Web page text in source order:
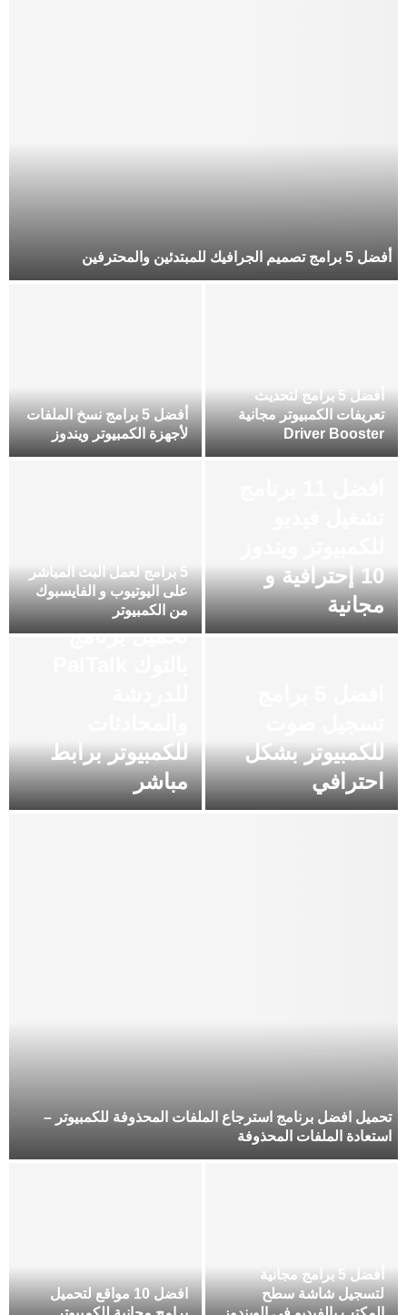
أفضل 5 برامج تصميم الجرافيك للمبتدئين والمحترفين
أفضل 5 برامج نسخ الملفات
لأجهزة الكمبيوتر ويندوز
أفضل 5 برامج لتحديث
تعريفات الكمبيوتر مجانية
Driver Booster
5 برامج لعمل البث المباشر
على اليوتيوب و الفايسبوك
من الكمبيوتر
10 إحترافية و
مجانية
تحميل برنامج
للكمبيوتر برابط
مباشر
للكمبيوتر بشكل
احترافي
تحميل افضل برنامج استرجاع الملفات المحذوفة للكمبيوتر –
استعادة الملفات المحذوفة
افضل 10 مواقع لتحميل
أفضل 5 برامج مجانية
لتسجيل شاشة سطح